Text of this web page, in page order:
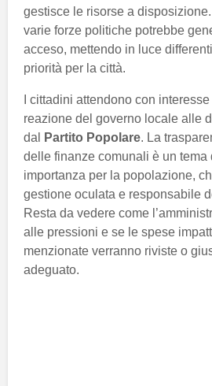
gestisce le risorse a
varie forze politiche potrebbe
acceso, mettendo in luce
priorità per la città.
I cittadini attendono con
reazione del governo locale alle
dal
Partito Popolare. La
delle finanze comunali è un tema
importanza per la popolazione,
gestione oculata e responsabile
Resta da vedere come
alle pressioni e se le spese
menzionate verranno riviste o
adeguato.